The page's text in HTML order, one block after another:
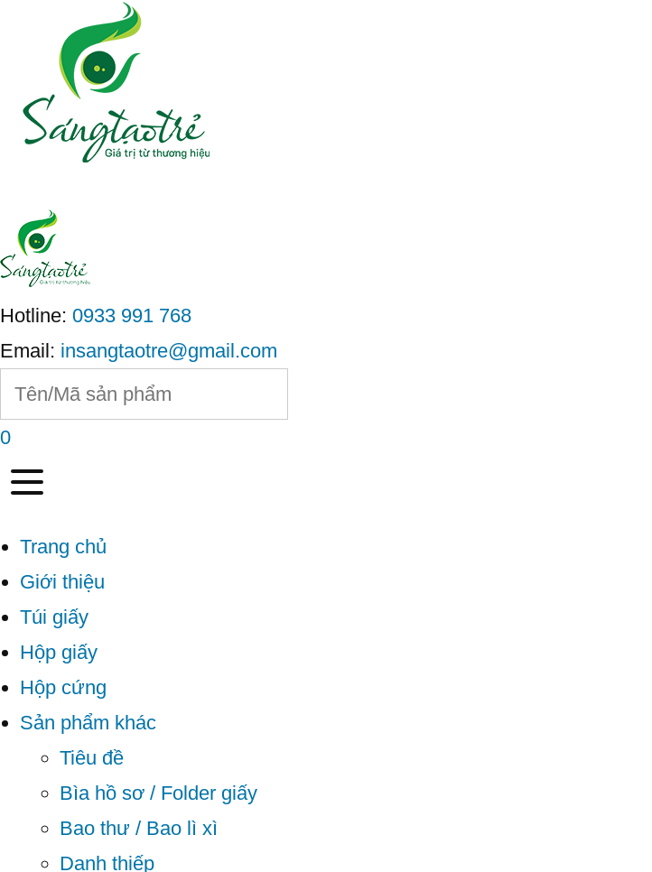
Hotline: 0933 991 768
Email: insangtaotre@gmail.com
0
Trang chủ
Giới thiệu
Túi giấy
Hộp giấy
Hộp cứng
Sản phẩm khác
Tiêu đề
Bìa hồ sơ / Folder giấy
Bao thư / Bao lì xì
Danh thiếp